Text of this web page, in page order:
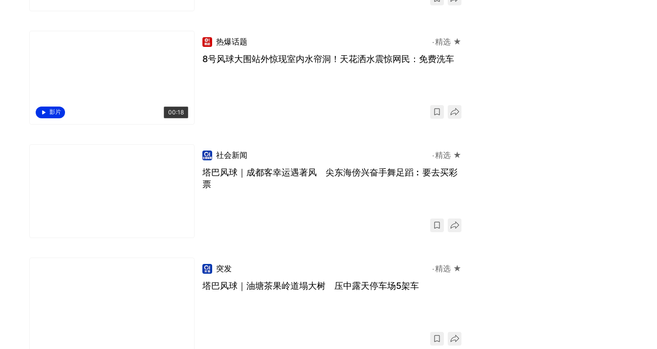
影片 00:18
热爆话题 精选 ★
8号风球大围站外惊现室内水帘洞！天花洒水震惊网民：免费洗车
社会新闻 精选 ★
塔巴风球｜成都客幸运遇著风 尖东海傍兴奋手舞足蹈︰要去买彩
票
突发 精选 ★
塔巴风球｜油塘茶果岭道塌大树 压中露天停车场5架车